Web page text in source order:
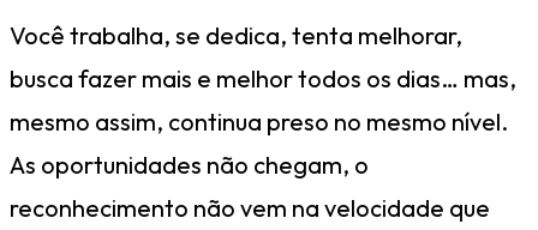
Você trabalha, se dedica, tenta melhorar,
busca fazer mais e melhor todos os dias… mas,
mesmo assim, continua preso no mesmo nível.
As oportunidades não chegam, o
reconhecimento não vem na velocidade que